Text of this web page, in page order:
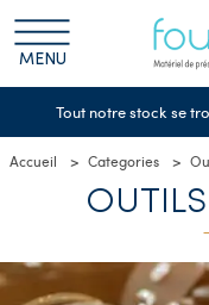
MENU
Tout notre stock se
Accueil Categories